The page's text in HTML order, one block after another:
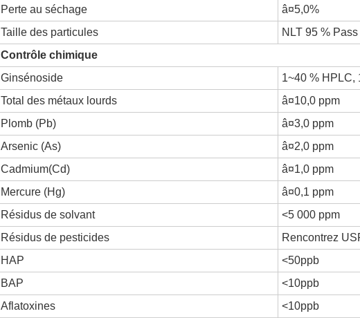
Perte au séchage
â¤5,0%
Taille des particules
NLT 95 %
Contrôle chimique
Ginsénoside
1~40 % HPLC,
Total des métaux lourds
â¤10,0 ppm
Plomb (Pb)
â¤3,0 ppm
Arsenic (As)
â¤2,0 ppm
Cadmium(Cd)
â¤1,0 ppm
Mercure (Hg)
â¤0,1 ppm
Résidus de solvant
<5 000 ppm
Résidus de pesticides
Rencontrez
HAP
<50ppb
BAP
<10ppb
Aflatoxines
<10ppb